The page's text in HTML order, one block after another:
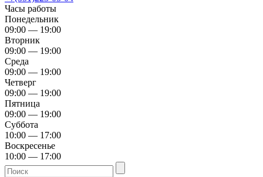
Часы работы
Понедельник
09:00 — 19:00
Вторник
09:00 — 19:00
Среда
09:00 — 19:00
Четверг
09:00 — 19:00
Пятница
09:00 — 19:00
Суббота
10:00 — 17:00
Воскресенье
10:00 — 17:00